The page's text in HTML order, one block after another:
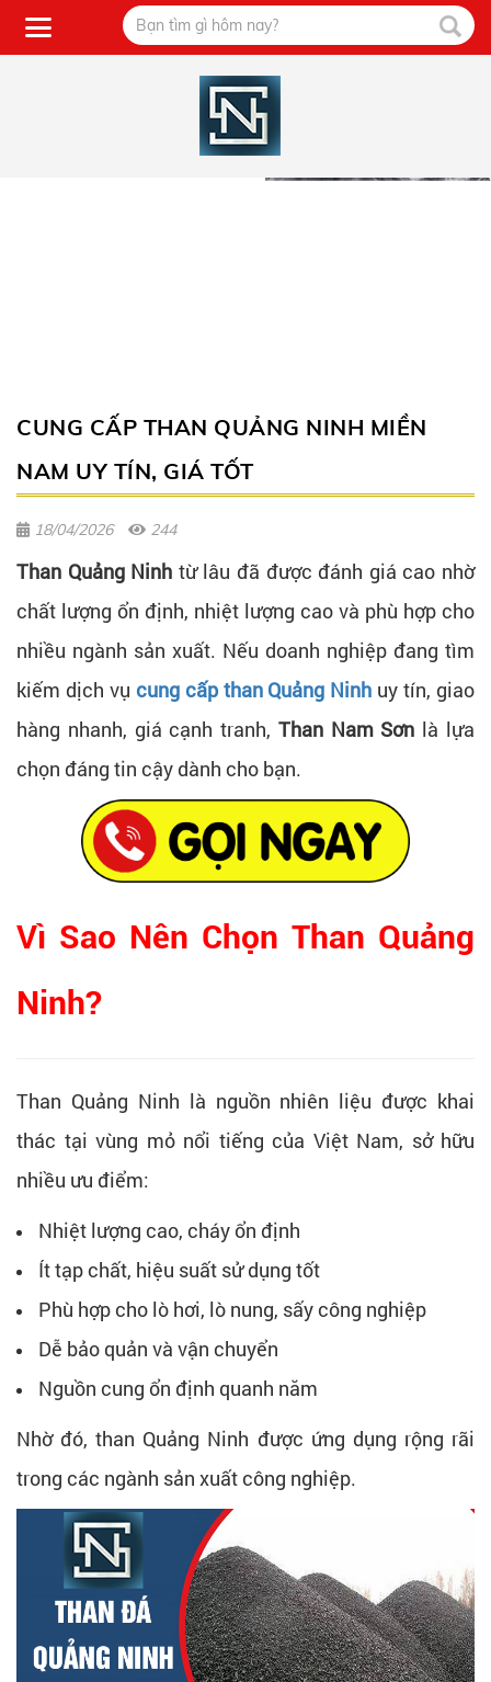
CUNG CẤP THAN QUẢNG NINH MIỀN
NAM UY TÍN, GIÁ TỐT
18/04/2026 244
Than Quảng Ninh từ lâu đã được đánh giá cao nhờ
chất lượng ổn định, nhiệt lượng cao và phù hợp cho
nhiều ngành sản xuất. Nếu doanh nghiệp đang tìm
kiếm dịch vụ cung cấp than Quảng Ninh uy tín, giao
hàng nhanh, giá cạnh tranh, Than Nam Sơn là lựa
chọn đáng tin cậy dành cho bạn.
Vì Sao Nên Chọn Than Quảng
Ninh?
Than Quảng Ninh là nguồn nhiên liệu được khai
thác tại vùng mỏ nổi tiếng của Việt Nam, sở hữu
nhiều ưu điểm:
Nhiệt lượng cao, cháy ổn định
Ít tạp chất, hiệu suất sử dụng tốt
Phù hợp cho lò hơi, lò nung, sấy công nghiệp
Dễ bảo quản và vận chuyển
Nguồn cung ổn định quanh năm
Nhờ đó, than Quảng Ninh được ứng dụng rộng rãi
trong các ngành sản xuất công nghiệp.